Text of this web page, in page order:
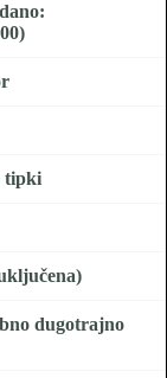
tipki
dugotrajno